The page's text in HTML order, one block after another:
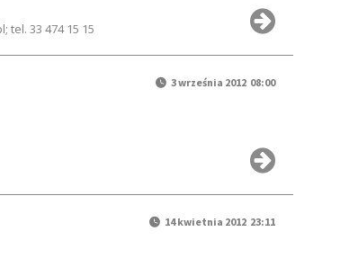
33 474 15 15
3 września 2012 08:00
14 kwietnia 2012 23:11